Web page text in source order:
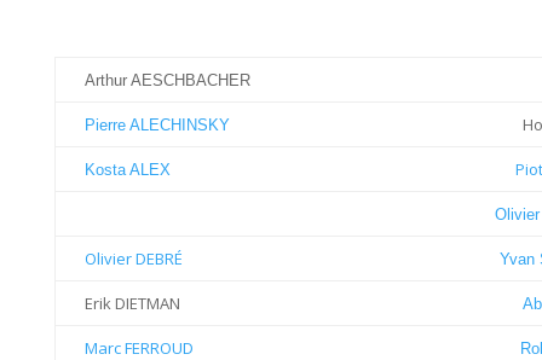
Arthur AESCHBACHER
Pierre ALECHINSKY
Kosta ALEX
Olivier DEBRÉ Yvan
Erik DIETMAN
Marc FERROUD